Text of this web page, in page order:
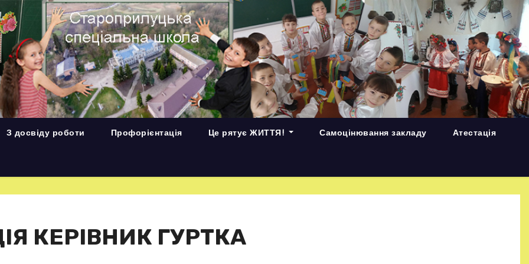
З досвіду роботи Профорієнтація Це рятує ЖИТТЯ! Самоцінювання закладу Атестація
КЕРІВНИК ГУРТКА